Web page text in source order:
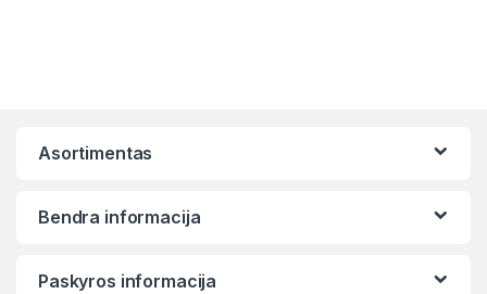
Asortimentas
Bendra informacija
Paskyros informacija